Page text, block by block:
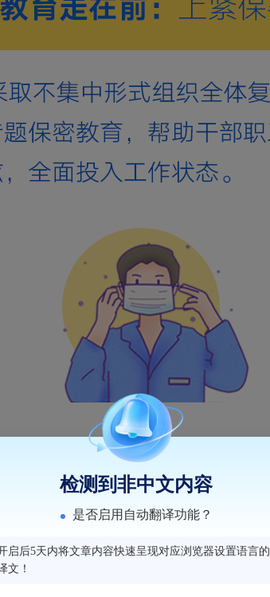
检测到非中文内容
是否启用自动翻译功能？
启后5天内将文章内容快速呈现对应浏览器设置语言的
文！